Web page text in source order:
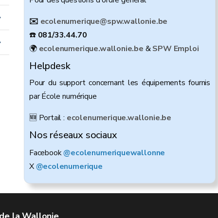
✉️ ecolenumerique@spw.wallonie.be
☎️ 081/33.44.70
🌍 ecolenumerique.wallonie.be &SPW Emploi
Helpdesk
Pour du support concernant les équipements fournis
par École numérique
🆕 Portail : ecolenumerique.wallonie.be
Nos réseaux sociaux
Facebook@ecolenumeriquewallonne
X@ecolenumerique